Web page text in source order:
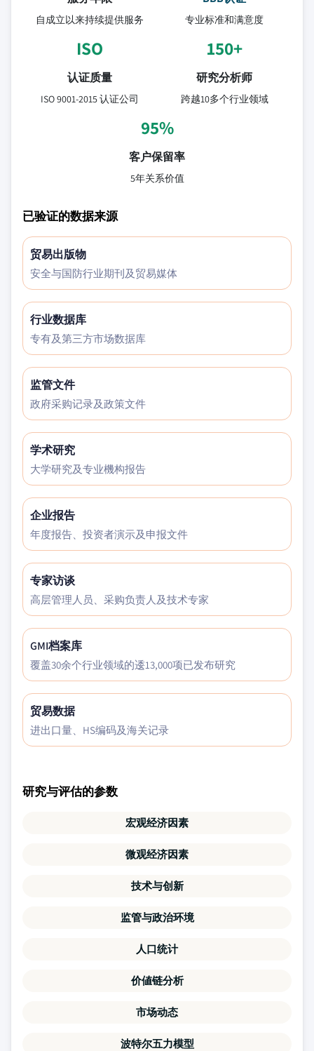
自成立以来持续提供服务 专业标准和满意度
ISO
认证质量
ISO 9001-2015 认证公司
150+
研究分析师
跨越10多个行业领域
95%
客户保留率
5年关系价值
已验证的数据来源
贸易出版物
安全与国防行业期刊及贸易媒体
行业数据库
专有及第三方市场数据库
监管文件
政府采购记录及政策文件
学术研究
大学研究及专业機构报告
企业报告
年度报告、投资者演示及申报文件
专家访谈
高层管理人员、采购负责人及技术专家
GMI档案库
覆盖30余个行业领域的逶13,000项已发布研究
贸易数据
进出口量、HS编码及海关记录
研究与评估的参数
宏观经济因素
微观经济因素
技术与创新
监管与政治环境
人口统计
价値链分析
市场动态
波特尔五力模型